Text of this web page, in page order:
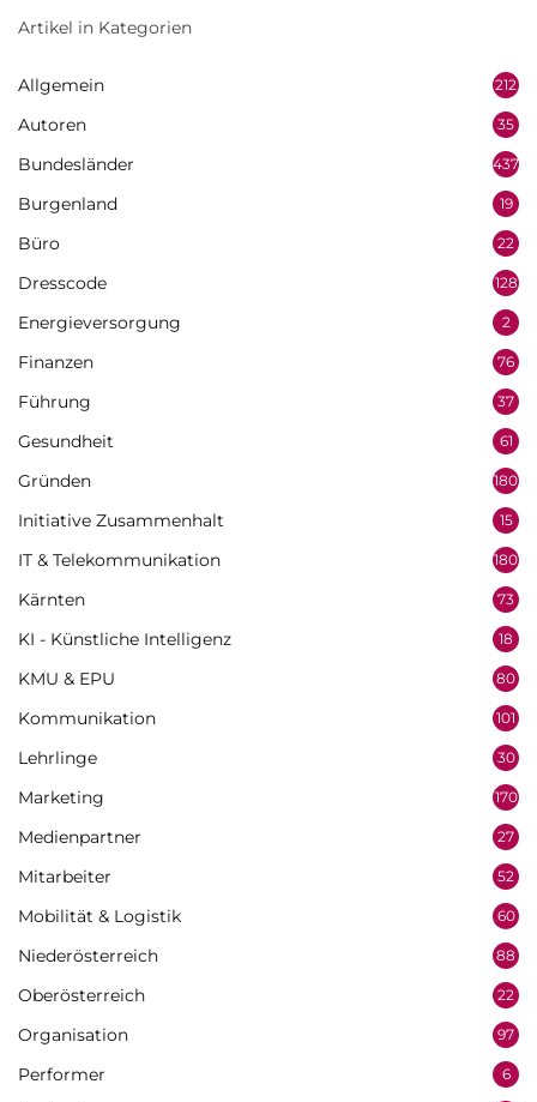
Artikel in Kategorien
Allgemein 212
Autoren 35
Bundesländer 437
Burgenland 19
Büro 22
Dresscode 128
Energieversorgung 2
Finanzen 76
Führung 37
Gesundheit 61
Gründen 180
Initiative Zusammenhalt 15
IT & Telekommunikation 180
Kärnten 73
KI - Künstliche Intelligenz 18
KMU & EPU 80
Kommunikation 101
Lehrlinge 30
Marketing 170
Medienpartner 27
Mitarbeiter 52
Mobilität & Logistik 60
Niederösterreich 88
Oberösterreich 22
Organisation 97
Performer 6